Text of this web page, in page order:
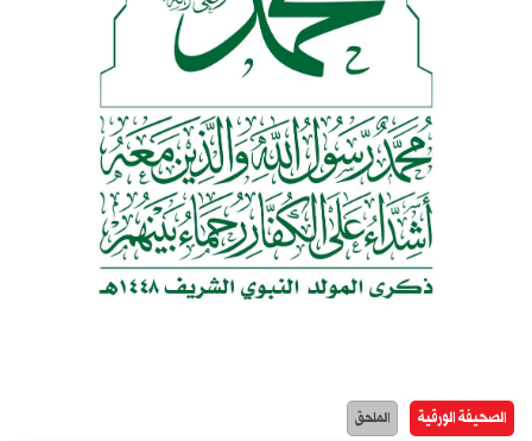
الصحيفة الورقية الملحق